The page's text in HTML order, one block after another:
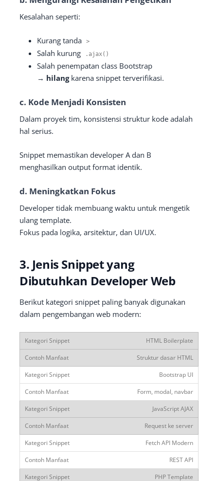
Kesalahan seperti:
Kurang tanda >
Salah kurung . ajax()
Salah penempatan class Bootstrap
→ hilangkarena snippet terverifikasi.
c. Kode Menjadi Konsisten
Dalam proyek tim, konsistensi struktur kode adalah
hal serius.
Snippet memastikan developer A dan B
menghasilkan output format identik.
d. Meningkatkan Fokus
Developer tidak membuang waktu untuk mengetik
ulang template.
Fokus pada logika, arsitektur, dan UI/UX.
3. Jenis Snippet yang
Dibutuhkan Developer Web
Berikut kategori snippet paling banyak digunakan
dalam pengembangan web modern:
HTML Boilerplate
Struktur dasar HTML
Bootstrap UI
Form, modal, navbar
JavaScript AJAX
Request ke server
Fetch API Modern
REST API
PHP Template